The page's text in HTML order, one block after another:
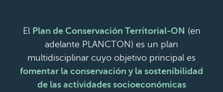
El Plan de Conservación Territorial-ON (en
adelante PLANCTON) es un plan
multidisciplinar cuyo objetivo principal es
fomentar la conservación y la sostenibilidad
de las actividades socioeconómicas